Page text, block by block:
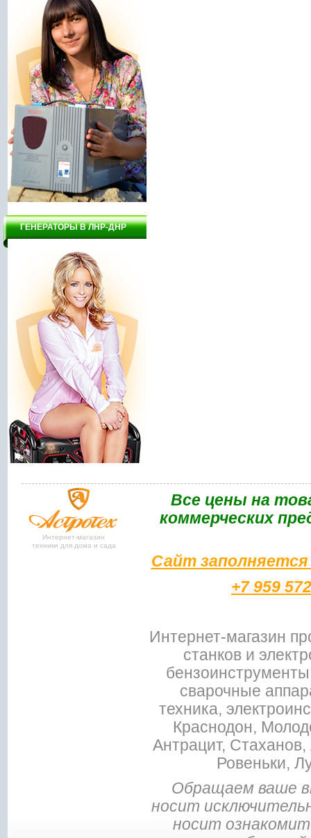
ГЕНЕРАТОРЫ В ЛНР-ДНР
Интернет-магазин
техники для дома и сада
Bce цены на
коммерческих
Сайт
+7 959
Интернет-магазин
станков и
сварочные
техника,
Краснодон,
Антрацит,
Ровеньки,
Обращаем ваше
носит
носит